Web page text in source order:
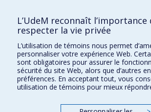
Plan du site
Accessibilité
Gabarits et image de marque
Agenda FMV & calendrier académique
La Faculté de médecine vétérinaire de l'Université
l'agrément complet de l'AVMAet est membre de l'
L’UdeM reconnaît l’importance
respecter la vie privée
L’utilisation de témoins nous permet
personnaliser votre expérience Web.
sont obligatoires pour assurer le
sécurité du site Web, alors que d’autres
préférences. En acceptant tout, vous
utilisation de témoins pour mieux